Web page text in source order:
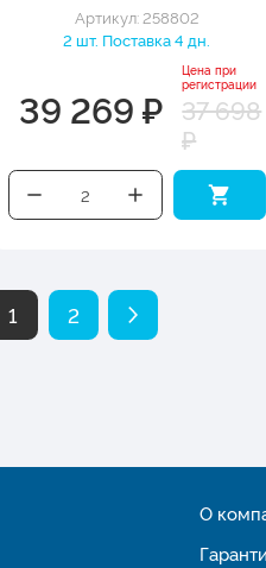
Артикул: 258802
2 шт. Поставка 4 дн.
39 269 ₽
Цена при
регистрации
37 698
₽
1 2
О